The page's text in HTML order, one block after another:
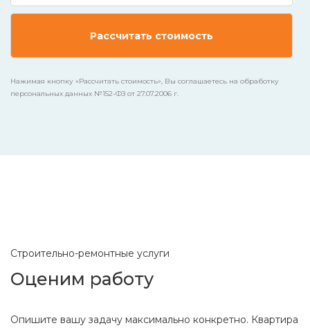
Нажимая кнопку «Рассчитать стоимость», Вы соглашаетесь на обработку
персональных данных №152-ФЗ от 27.07.2006 г.
Строительно-ремонтные услуги
Оценим работу
Опишите вашу задачу максимально конкретно. Квартира